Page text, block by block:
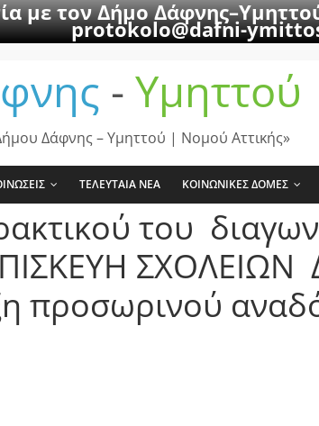
με τον Δήμο
protokolo@dafni-
- Υμηττού
Δάφνης – Υμηττού | Νομού Αττικής»
ΤΕΛΕΥΤΑΙΑ ΝΕΑ ΚΟΙΝΩΝΙΚΕΣ ΔΟΜΕΣ
του
προσωρινού